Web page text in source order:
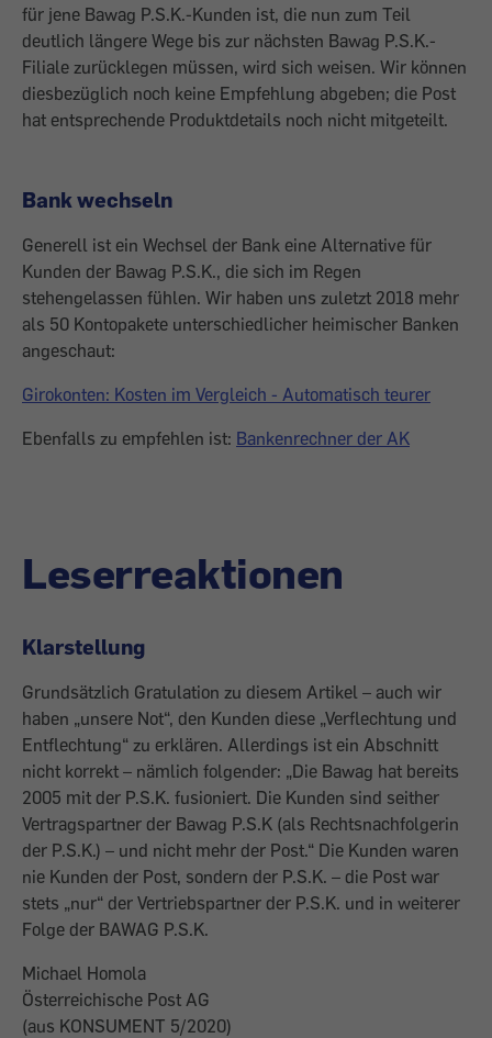
für jene Bawag P.S.K.-Kunden ist, die nun zum Teil
deutlich längere Wege bis zur nächsten Bawag P.S.K.-
Filiale zurücklegen müssen, wird sich weisen. Wir können
diesbezüglich noch keine Empfehlung abgeben; die Post
hat entsprechende Produktdetails noch nicht mitgeteilt.
Bank wechseln
Generell ist ein Wechsel der Bank eine Alternative für
Kunden der Bawag P.S.K., die sich im Regen
stehengelassen fühlen. Wir haben uns zuletzt 2018 mehr
als 50 Kontopakete unterschiedlicher heimischer Banken
angeschaut:
Girokonten: Kosten im Vergleich - Automatisch teurer
Ebenfalls zu empfehlen ist: Bankenrechner der AK
Leserreaktionen
Klarstellung
Grundsätzlich Gratulation zu diesem Artikel – auch wir
haben „unsere Not“, den Kunden diese „Verflechtung und
Entflechtung“ zu erklären. Allerdings ist ein Abschnitt
nicht korrekt – nämlich folgender: „Die Bawag hat bereits
2005 mit der P.S.K. fusioniert. Die Kunden sind seither
Vertragspartner der Bawag P.S.K (als Rechtsnachfolgerin
der P.S.K.) – und nicht mehr der Post.“ Die Kunden waren
nie Kunden der Post, sondern der P.S.K. – die Post war
stets „nur“ der Vertriebspartner der P.S.K. und in weiterer
Folge der BAWAG P.S.K.
Michael Homola
Österreichische Post AG
(aus KONSUMENT 5/2020)